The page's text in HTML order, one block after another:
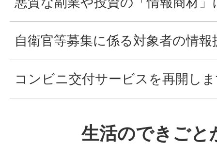
自衛官等募集に係る対象者の情
コンビニ交付サービスを再開し
生活のできごと